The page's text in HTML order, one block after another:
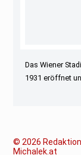
Das Wiener
1931 eröffnet
© 2026
Michalek.at